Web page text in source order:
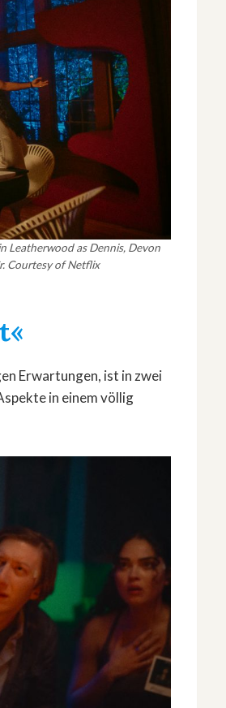
Leatherwood as Dennis, Devon
Courtesy of Netflix
Erwartungen, ist in zwei
in einem völlig